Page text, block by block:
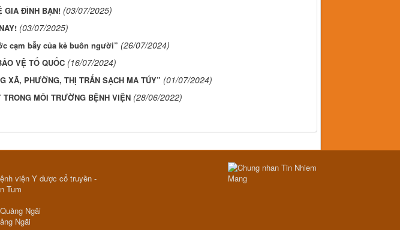
GIA ĐÌNH BẠN! (03/07/2025)
(03/07/2025)
cạm bẫy của kẻ buôn người” (26/07/2024)
VỆ TỔ QUỐC (16/07/2024)
XÃ, PHƯỜNG, THỊ TRẤN SẠCH MA TÚY” (01/07/2024)
MÔI TRƯỜNG BỆNH VIỆN (28/06/2022)
viện Y dược cổ truyền -
Tum
Ngãi
Ngãi